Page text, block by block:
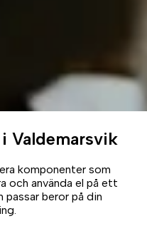
i Valdemarsvik
komponenter som
och använda el på ett
beror på din